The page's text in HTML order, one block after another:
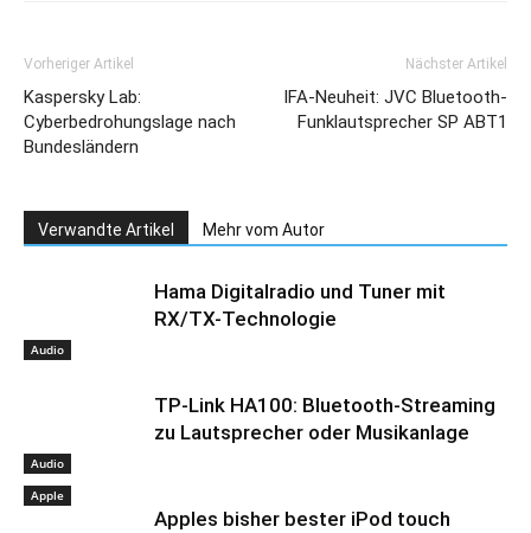
Vorheriger Artikel
Kaspersky Lab:
Cyberbedrohungslage nach
Bundesländern
Nächster Artikel
IFA-Neuheit: JVC Bluetooth-
Funklautsprecher SP ABT1
Verwandte Artikel Mehr vom Autor
Audio
Hama Digitalradio und Tuner mit
RX/TX-Technologie
Audio
TP-Link HA100: Bluetooth-Streaming
zu Lautsprecher oder Musikanlage
Apple
Apples bisher bester iPod touch